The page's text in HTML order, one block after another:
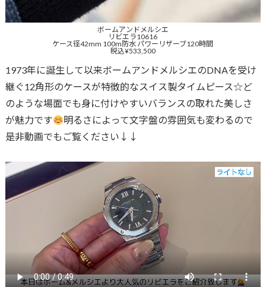
ボームアンドメルシエ
リビエラ10616
ケース径42mm 100m防水 パワーリザーブ120時間
税込¥533,500
1973年に誕生して以来ボームアンドメルシエのDNAを受け
継ぐ12角形のケースが特徴的なスイス製タイムピース☆ど
のような場面でも身に付けやすいバランスの取れた美しさ
が魅力です
明るさによって文字盤の雰囲気も変わるので
是非動画でもご覧ください↓↓